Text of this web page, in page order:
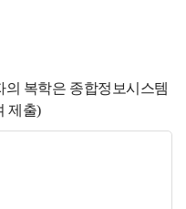
복학은 종합정보시스템
제출)